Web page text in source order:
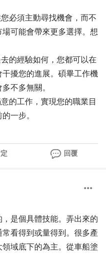
必須主動尋找機會，而不
可能會帶來更多選擇。想
的經驗如何，您都可以在
擾您的進展。碩畢工作機
不多無關。
的工作，實現您的職業目
一步。
回覆
是個具體技能。弄出來的
看得到或量得到。很多產
域底下的為主。從車船塗